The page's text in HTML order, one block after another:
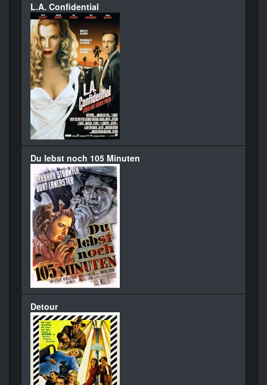
L.A. Confidential
Du lebst noch 105 Minuten
Detour